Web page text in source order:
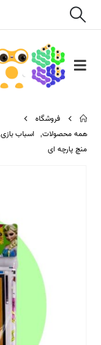
فروشگاه
همه محصولات, اسباب بازی
منچ پارچه ای